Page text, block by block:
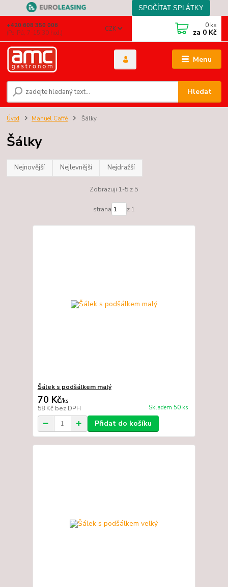
Menu
CZK
Hledat
+420 608 350 006
(Po-Pá, 7-15.30 hod.)
0 ks
za 0 Kč
Úvod Manuel Caffé Šálky
Šálky
Nejnovější Nejlevnější Nejdražší
Zobrazuji 1-5 z 5
strana z 1
Šálek s podšálkem malý
70 Kč/ks
58 Kč bez DPH Skladem 50 ks
Přidat do košíku